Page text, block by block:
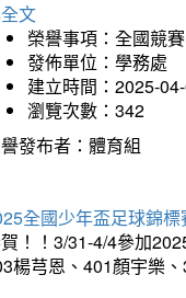
文
榮譽事項：全國競賽
發佈單位：學務處
建立時間：2025-
瀏覽次數：342
發布者：體育組
全國少年盃足球錦
！！3/31-4/4參加
楊芎恩、401顏宇樂